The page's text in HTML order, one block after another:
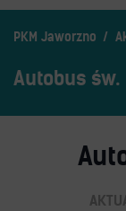
PKM Jaworzno
Autobus św.